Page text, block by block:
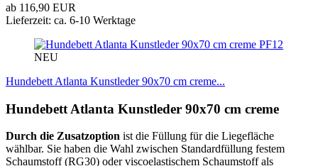
ab 116,90 EUR
Lieferzeit: ca. 6-10 Werktage
PF12
NEU
Hundebett Atlanta Kunstleder 90x70 cm creme...
Hundebett Atlanta Kunstleder 90x70 cm creme
Durch die Zusatzoption ist die Füllung für die Liegefläche
wählbar. Sie haben die Wahl zwischen Standardfüllung festem
Schaumstoff (RG30) oder viscoelastischem Schaumstoff als